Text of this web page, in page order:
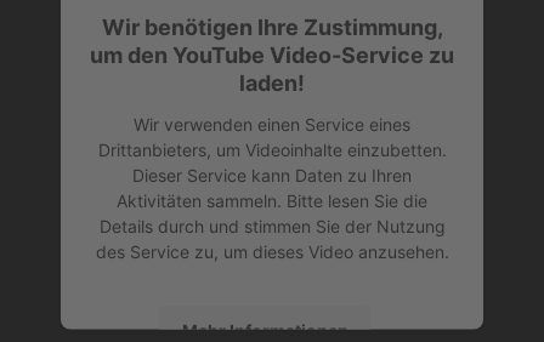
Wir benötigen Ihre Zustimmung,
um den YouTube Video-Service zu
laden!
Wir verwenden einen Service eines
Drittanbieters, um Videoinhalte einzubetten.
Dieser Service kann Daten zu Ihren
Aktivitäten sammeln. Bitte lesen Sie die
Details durch und stimmen Sie der Nutzung
des Service zu, um dieses Video anzusehen.
Mehr Informationen